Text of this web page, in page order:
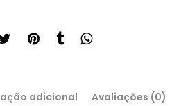
adicional Avaliações (0)